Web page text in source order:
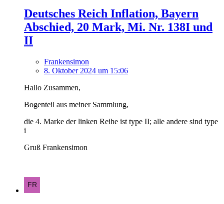
Deutsches Reich Inflation, Bayern
Abschied, 20 Mark, Mi. Nr. 138I und
II
Frankensimon
8. Oktober 2024 um 15:06
Hallo Zusammen,
Bogenteil aus meiner Sammlung,
die 4. Marke der linken Reihe ist type II; alle andere sind type
i
Gruß Frankensimon